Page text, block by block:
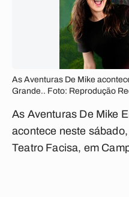
As Aventuras De Mike
Grande.. Foto: Reprodução
As Aventuras De Mike
acontece neste
Teatro Facisa, em